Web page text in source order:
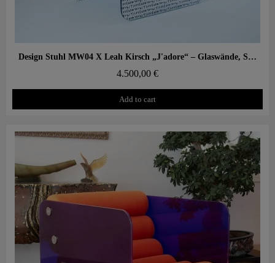
Aperçu rapide Design Stuhl MW04 X Leah Kirsch „J'adore“ – Glaswände, Schaumstoffsitz
4.500,00 €
Add to cart